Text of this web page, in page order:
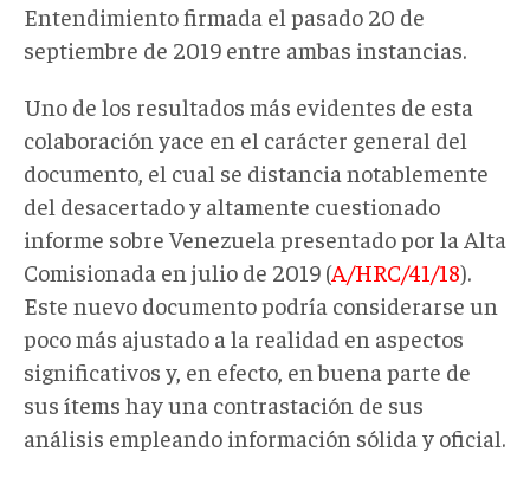
Entendimiento firmada el pasado 20 de
septiembre de 2019 entre ambas instancias.
Uno de los resultados más evidentes de esta
colaboración yace en el carácter general del
documento, el cual se distancia notablemente
del desacertado y altamente cuestionado
informe sobre Venezuela presentado por la Alta
Comisionada en julio de 2019 (A/HRC/41/18).
Este nuevo documento podría considerarse un
poco más ajustado a la realidad en aspectos
significativos y, en efecto, en buena parte de
sus ítems hay una contrastación de sus
análisis empleando información sólida y oficial.